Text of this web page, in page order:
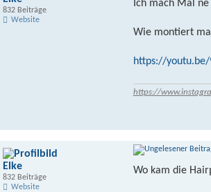
Ich mach Mal
Wie montiert
https://youtu.be/
https://
832 Beiträge
Website
Wo kam die
Elke
832 Beiträge
Website